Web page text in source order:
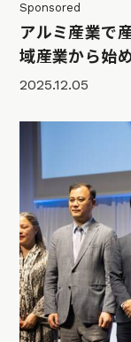
Sponsored
アルミ産業で
域産業から始
2025.12.05